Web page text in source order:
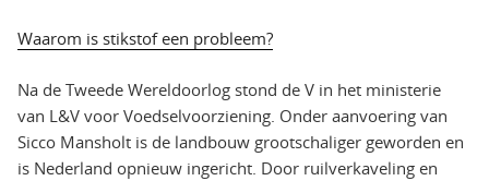
Waarom is stikstof een probleem?
Na de Tweede Wereldoorlog stond de V in het ministerie
van L&V voor Voedselvoorziening. Onder aanvoering van
Sicco Mansholt is de landbouw grootschaliger geworden en
is Nederland opnieuw ingericht. Door ruilverkaveling en